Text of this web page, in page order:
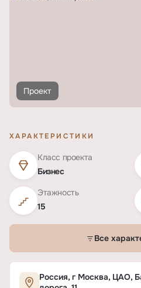
Проект
ХАРАКТЕРИСТИКИ
Класс проекта
Бизнес
Этажность
15
Все
Характеристики ЖК
Россия, г Москва, ЦАО,